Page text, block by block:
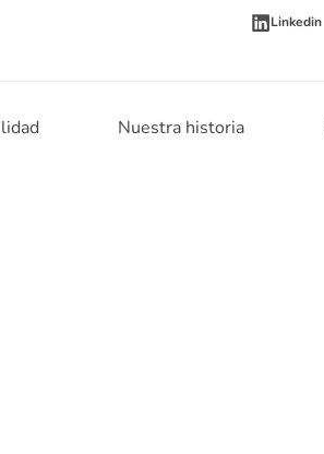
Linkedin
Nuestra historia